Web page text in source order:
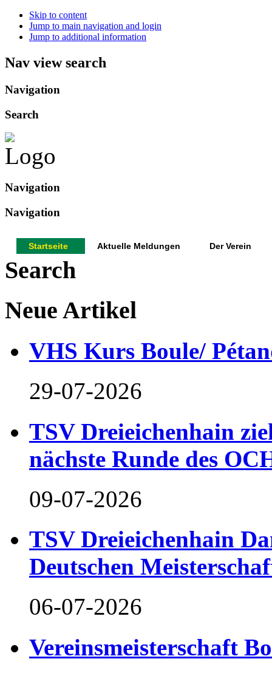
Skip to content
Jump to main navigation and login
Jump to additional information
Nav view search
Navigation
Search
Navigation
Navigation
Startseite Aktuelle Meldungen Der Verein
Search
Neue Artikel
VHS Kurs Boule/
29-07-2026
TSV Dreieichenhain
nächste Runde des
09-07-2026
TSV Dreieichenhain
Deutschen
06-07-2026
Vereinsmeisterschaft